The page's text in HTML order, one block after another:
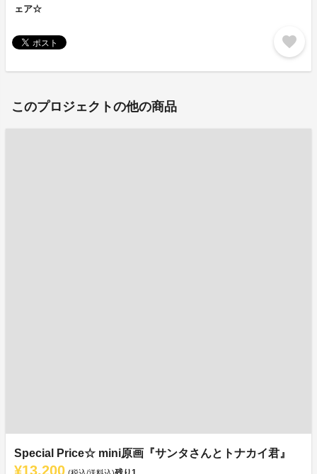
ェア☆
favorite
このプロジェクトの他の商品
Special Price☆ mini原画『サンタさんとトナカイ君』
¥13,200